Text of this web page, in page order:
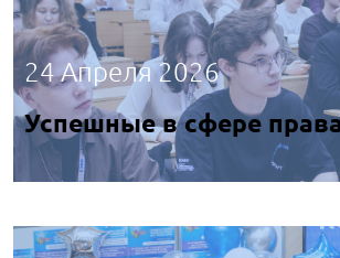
24 Апреля 2026
Успешные в сфере